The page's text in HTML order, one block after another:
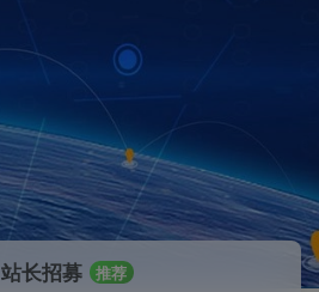
站长招募 推荐